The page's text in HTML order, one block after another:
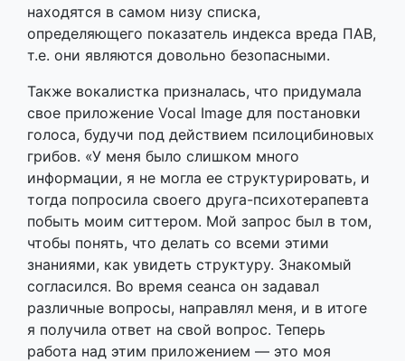
находятся в самом низу списка,
определяющего показатель индекса вреда ПАВ,
т.е. они являются довольно безопасными.
Также вокалистка призналась, что придумала
свое приложение Vocal Image для постановки
голоса, будучи под действием псилоцибиновых
грибов. «У меня было слишком много
информации, я не могла ее структурировать, и
тогда попросила своего друга-психотерапевта
побыть моим ситтером. Мой запрос был в том,
чтобы понять, что делать со всеми этими
знаниями, как увидеть структуру. Знакомый
согласился. Во время сеанса он задавал
различные вопросы, направлял меня, и в итоге
я получила ответ на свой вопрос. Теперь
работа над этим приложением — это моя